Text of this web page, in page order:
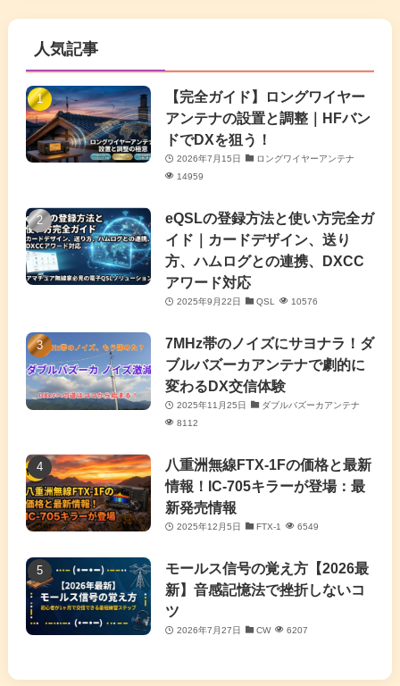
(1)
(4)
(3)
(7) (7)
(16)
(7)
(6)
(63)
(7)
(5)
(4)
(2)
(5)
(11)
(4)
(1)
人気記事
【完全ガイド】ロングワイヤー
アンテナの設置と調整｜HFバン
ドでDXを狙う！
2026年7月15日
ロングワイヤーアンテナ
14959
eQSLの登録方法と使い方完全ガ
イド｜カードデザイン、送り
方、ハムログとの連携、DXCC
アワード対応
2025年9月22日 QSL 10576
7MHz帯のノイズにサヨナラ！ダ
ブルバズーカアンテナで劇的に
変わるDX交信体験
2025年11月25日
ダブルバズーカアンテナ
8112
八重洲無線FTX-1Fの価格と最新
情報！IC-705キラーが登場：最
新発売情報
2025年12月5日 FTX-1 6549
モールス信号の覚え方【2026最
新】音感記憶法で挫折しないコ
ツ
2026年7月27日 CW 6207